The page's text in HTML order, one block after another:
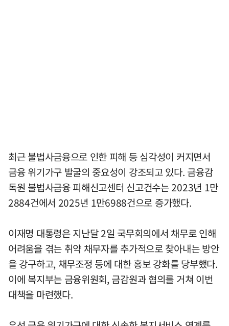
최근 불법사금융으로 인한 피해 등 심각성이 커지면서
금융 위기가구 발굴의 중요성이 강조되고 있다. 금융감
독원 불법사금융 피해신고센터 신고건수는 2023년 1만
2884건에서 2025년 1만6988건으로 증가했다.
이재명 대통령은 지난달 2일 국무회의에서 채무로 인해
어려움을 겪는 취약 채무자를 추가적으로 찾아내는 방안
을 강구하고, 채무조정 등에 대한 홍보 강화를 당부했다.
이에 복지부는 금융위원회, 금감원과 협의를 거쳐 이번
대책을 마련했다.